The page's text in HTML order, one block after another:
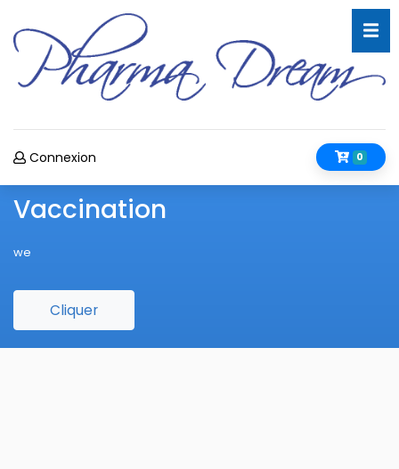
0
Connexion
Vaccination
we
Cliquer